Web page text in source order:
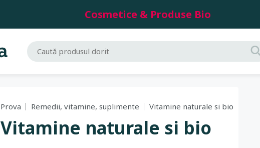
Cosmetice & Produse Bio
Prova Remedii, vitamine, suplimente Vitamine naturale si bio
Vitamine naturale si bio